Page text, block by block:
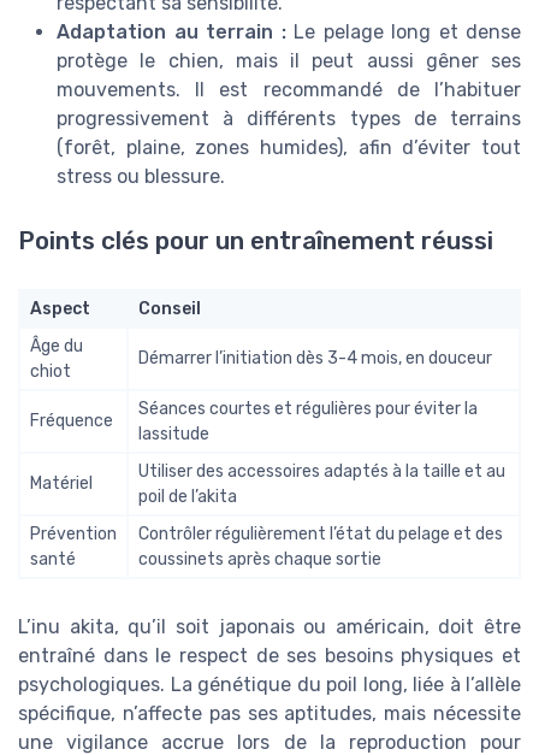
Adaptation au terrain :Le pelage long et dense
protège le chien, mais il peut aussi gêner ses
mouvements. Il est recommandé de l’habituer
progressivement à différents types de terrains
(forêt, plaine, zones humides), afin d’éviter tout
stress ou blessure.
Points clés pour un entraînement réussi
Aspect
Conseil
Âge du
chiot
Démarrer l’initiation dès 3-4 mois, en douceur
Fréquence
Séances courtes et régulières pour éviter la
lassitude
Matériel
Utiliser des accessoires adaptés à la taille et au
poil de l’akita
Prévention
santé
Contrôler régulièrement l’état du pelage et des
coussinets après chaque sortie
L’inu akita, qu’il soit japonais ou américain, doit être
entraîné dans le respect de ses besoins physiques et
psychologiques. La génétique du poil long, liée à l’allèle
spécifique, n’affecte pas ses aptitudes, mais nécessite
une vigilance accrue lors de la reproduction pour